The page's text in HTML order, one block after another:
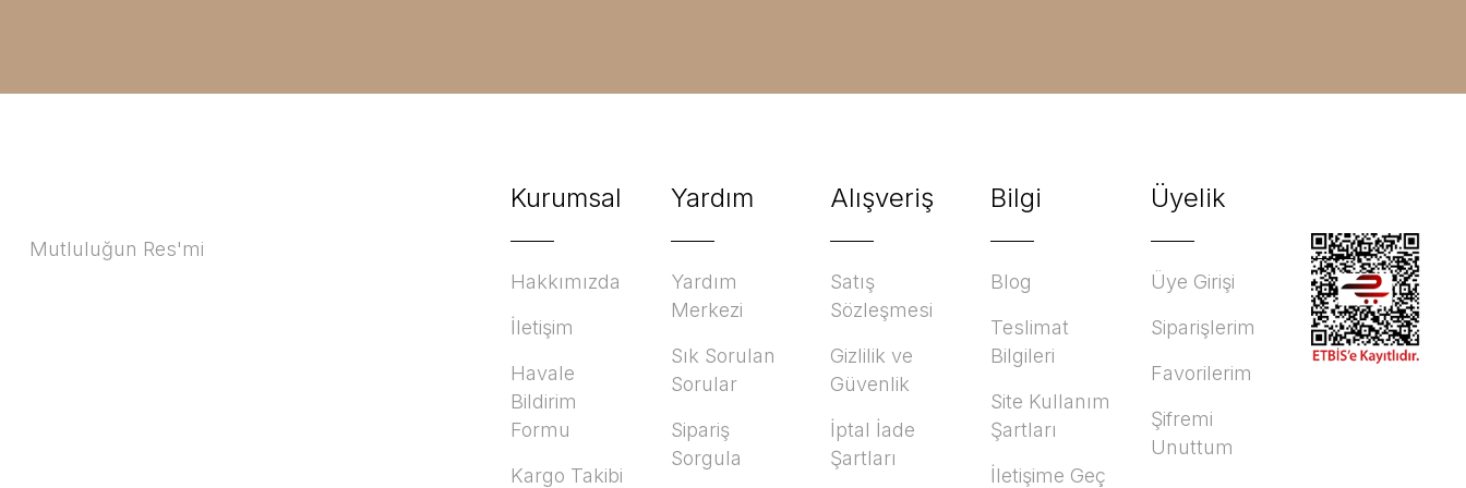
Mutluluğun Res'mi
Kurumsal
Hakkımızda
İletişim
Havale
Bildirim
Formu
Kargo Takibi
Yardım
Yardım
Merkezi
Sık Sorulan
Sorular
Sipariş
Sorgula
Alışveriş
Satış
Sözleşmesi
Gizlilik ve
Güvenlik
İptal İade
Şartları
Bilgi
Blog
Teslimat
Bilgileri
Site Kullanım
Şartları
İletişime Geç
Üyelik
Üye Girişi
Siparişlerim
Favorilerim
Şifremi
Unuttum